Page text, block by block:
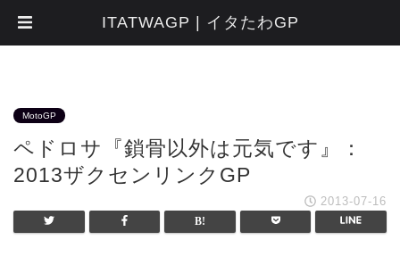
MotoGP
ペドロサ『鎖骨以外は元気です』：
2013ザクセンリンクGP
2013-07-16
ITATWAGP | イタたわGP